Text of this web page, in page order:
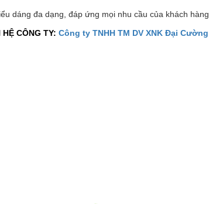
dáng đa dạng, đáp ứng mọi nhu cầu của khách hàng.
HỆ CÔNG TY: Công ty TNHH TM DV XNK Đại Cường